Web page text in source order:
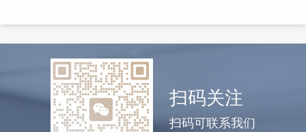
扫码关注
扫码可联系我们